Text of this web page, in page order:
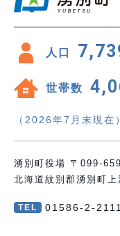
人口
世帯数
（2026年7月末現在）
湧別町役場 〒099-
北海道紋別郡湧別町
TEL 01586-2-